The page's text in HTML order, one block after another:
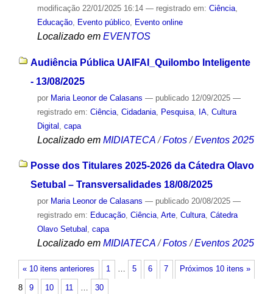
modificação22/01/2025 16:14 — registrado em: Ciência,
Educação, Evento público, Evento online
Localizado em EVENTOS
Audiência Pública UAIFAI_Quilombo Inteligente
- 13/08/2025
por Maria Leonor de Calasans — publicado12/09/2025 —
registrado em: Ciência, Cidadania, Pesquisa, IA, Cultura
Digital capa
Localizado em MIDIATECA /Fotos /Eventos 2025
Posse dos Titulares 2025-2026 da Cátedra Olavo
Setubal – Transversalidades 18/08/2025
por Maria Leonor de Calasans — publicado20/08/2025 —
registrado em: Educação, Ciência, Arte, Cultura, Cátedra
Olavo Setubal , capa
Localizado em MIDIATECA /Fotos /Eventos 2025
« 10 itens anteriores Próximos 10 itens »
1 … 5 6 7
8 9 10 11 … 30